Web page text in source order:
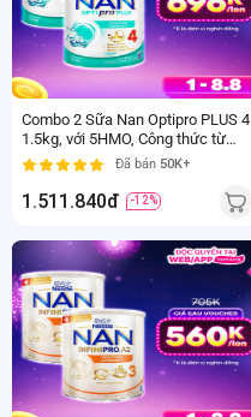
1.5
Kg
2-6
Combo 2 Sữa Nan Optipro PLUS 4
1.5kg, với 5HMO, Công thức từ
Thụy Sĩ (2-6 tuổi)Đã bán 50K+
1.511.840đ -12%
800
gr
2-6